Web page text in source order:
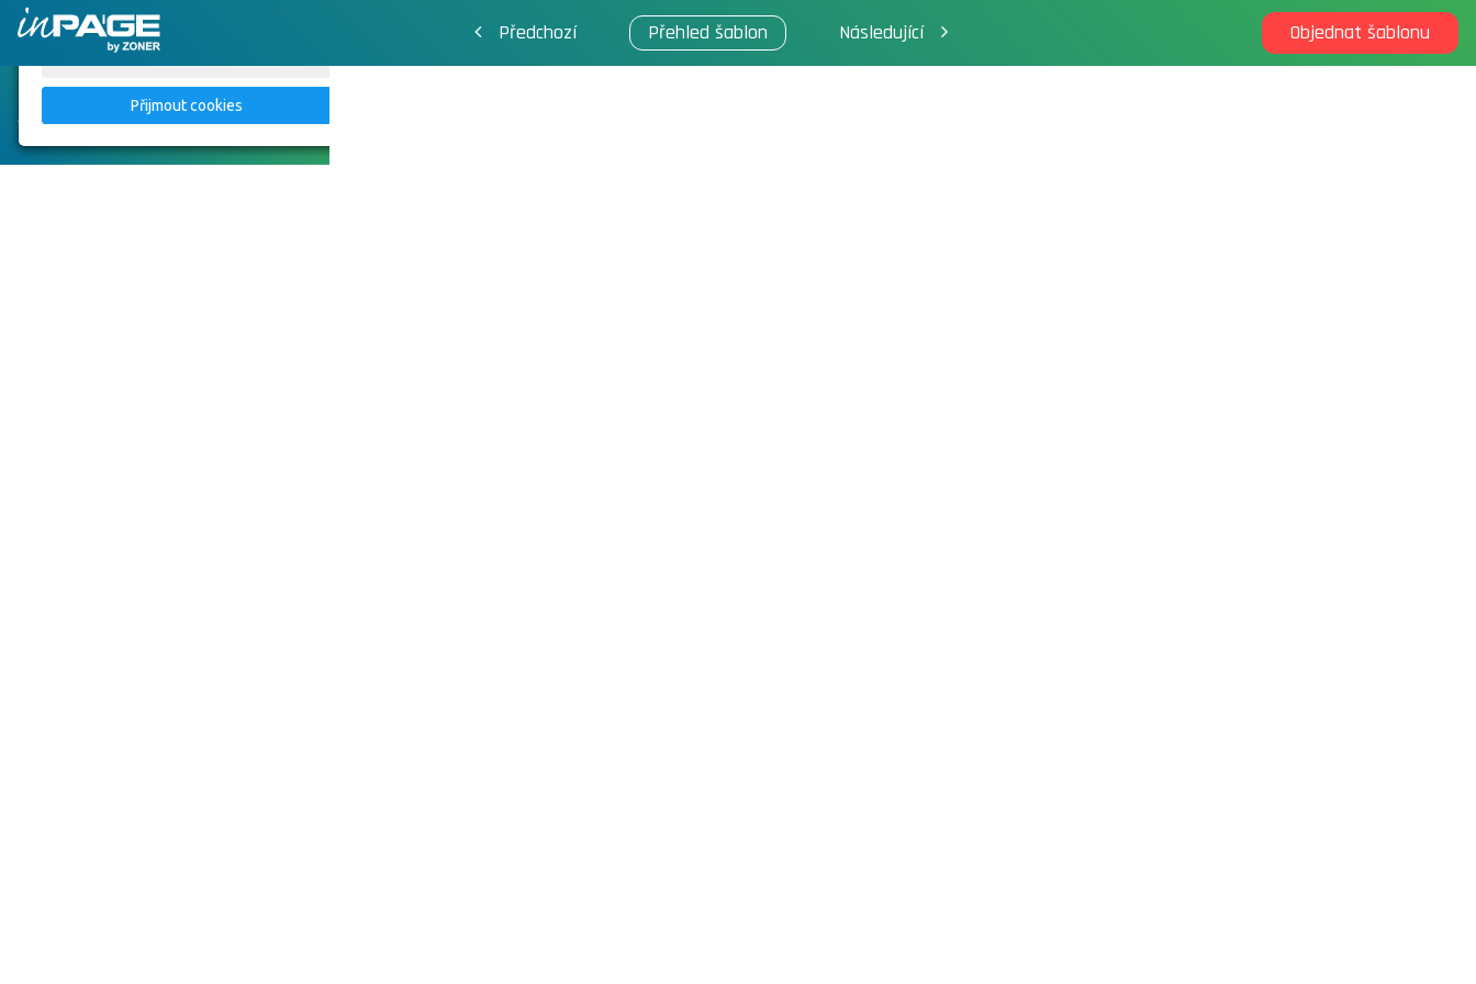
Předchozí Přehled šablon Následující Objednat šablonu